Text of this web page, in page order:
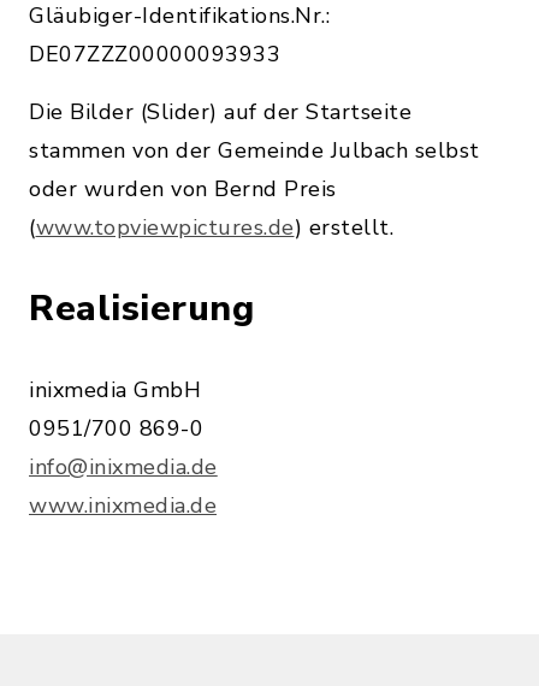
Gläubiger-Identifikations.Nr.:
DE07ZZZ00000093933
Die Bilder (Slider) auf der Startseite
stammen von der Gemeinde Julbach selbst
oder wurden von Bernd Preis
(www.topviewpictures.de) erstellt.
Realisierung
inixmedia GmbH
0951/700 869-0
info@inixmedia.de
www.inixmedia.de